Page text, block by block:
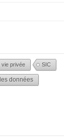
vie privée SIC
données